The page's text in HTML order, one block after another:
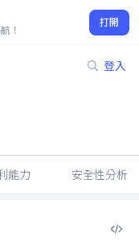
！
打開
登入
能力 安全性分析